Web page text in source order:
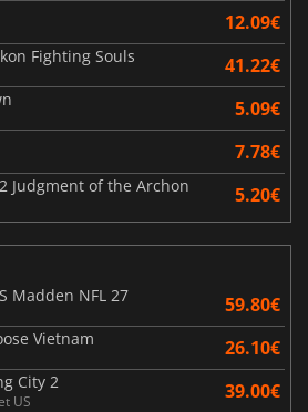
12.09€
Fighting Souls 41.22€
5.09€
7.78€
Judgment of the Archon 5.20€
Madden NFL 27
59.80€
Vietnam 26.10€
City 2
US 39.00€